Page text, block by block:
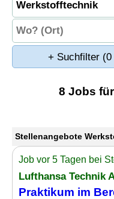
+ Suchfilter
8 Jobs
Stellenangebote
Job vor 5 Tagen bei
Lufthansa Technik
Praktikum im